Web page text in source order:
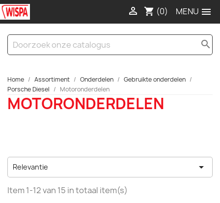

shopping_cart (0)

search
Home Assortiment Onderdelen
Gebruikte onderdelen
Porsche Diesel
Motoronderdelen
MOTORONDERDELEN
Relevantie 
Item 1-12 van 15 in totaal item(s)